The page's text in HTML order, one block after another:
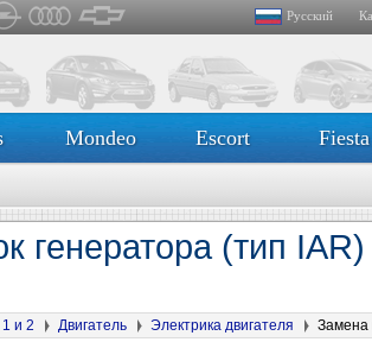
Русский
Mondeo Escort Fiesta
генератора (тип
1 и 2 Двигатель Электрика двигателя Замена